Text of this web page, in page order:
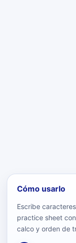
Cómo usarlo
Escribe
practice sheet
calco y orden de